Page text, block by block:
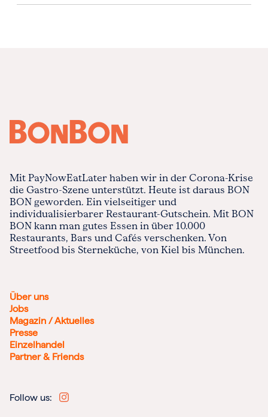
Mit PayNowEatLater haben wir in der Corona-Krise
die Gastro-Szene unterstützt. Heute ist daraus BON
BON geworden. Ein vielseitiger und
individualisierbarer Restaurant-Gutschein. Mit BON
BON kann man gutes Essen in über 10.000
Restaurants, Bars und Cafés verschenken. Von
Streetfood bis Sterneküche, von Kiel bis München.
Über uns
Jobs
Magazin / Aktuelles
Presse
Einzelhandel
Partner & Friends
Follow us: